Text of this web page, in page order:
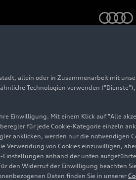
allein oder in Zusammenarbeit mit
Technologien verwenden
Einwilligung. Mit einem Klick auf "Alle
für jede Cookie-Kategorie einzeln
anklicken, werden nur die notwendigen
Verwendung von Cookies einzuwilligen,
Einstellungen anhand der unten
den Widerruf der Einwilligung beachten
Daten finden Sie in unserer